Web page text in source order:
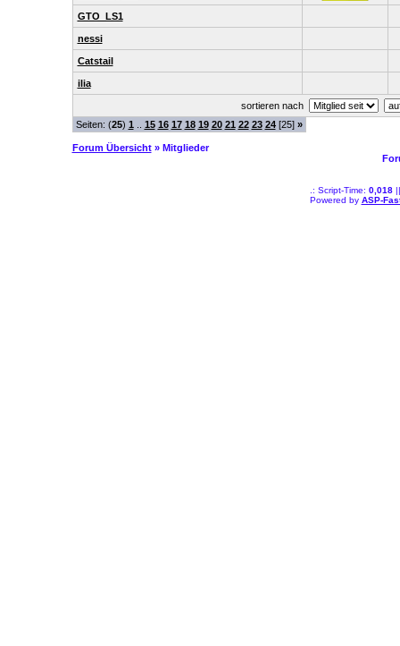
GTO_LS1
nessi
Catstail
ilia
sortieren nach
Seiten: (25) 1 15 16 17 18 19 20 21 22 23 24[25] »
Forum Übersicht» Mitglieder
.: Script-Time: 0,018||
Powered by ASP-